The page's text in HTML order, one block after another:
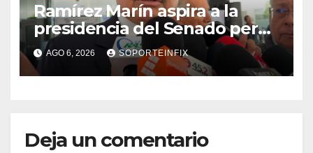
Ramírez Marín aspira a la
presidencia del Senado pero
respeta decisión de Morena
AGO 6, 2026 SOPORTEINFIX
Deja un comentario